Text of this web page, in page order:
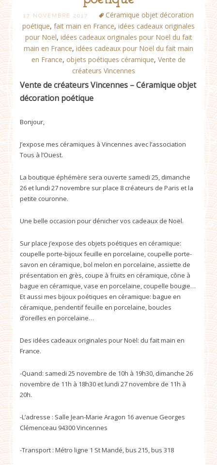
17 NOVEMBRE 2017
Céramique objet décoration
poétique, fait main en France, idées cadeaux originales
pour Noël, idées cadeaux originales pour Noël du fait
main en France, idées cadeaux pour Noël du fait main
en France, objets poétiques céramique, Vente de
créateurs Vincennes
Vente de créateurs Vincennes – Céramique objet
décoration poétique
Bonjour,
J’expose mes céramiques à Vincennes avec l’association
Tous à l’Ouest.
La boutique éphémère sera ouverte samedi 25, dimanche
26 et lundi 27 novembre sur place 8 créateurs de Paris et la
petite couronne.
Une belle occasion pour dénicher vos cadeaux de Noël.
Sur place j’expose des objets poétiques en céramique:
coupelle porte-bijoux feuille en porcelaine, coupelle porte-
savon en céramique, bol melon en porcelaine, assiette de
présentation en grès, coupe à fruits en céramique, cône à
bague en céramique, vase en porcelaine, coupelle bougie…
Et aussi mes bijoux poétiques en céramique: bague en
céramique, pendentif feuille en porcelaine, boucles
d’oreilles en porcelaine…
Des idées cadeaux originales pour Noël: du fait main en
France.
-Quand: samedi 25 novembre de 10h à 19h30, dimanche 26
novembre de 11h à 18h30 et lundi 27 novembre de 11h à
20h.
-L’adresse : Salle Jean-Marie Aragon 16 avenue Georges
Clémenceau 94300 Vincennes
-Transport : Métro ligne 1 St Mandé, bus 215, bus 318